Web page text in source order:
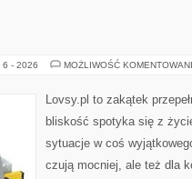
6 - 2026 MOŻLIWOŚĆ
Lovsy.pl to zakątek
bliskość spotyka się z
sytuacje w coś
czują mocniej, ale też dla